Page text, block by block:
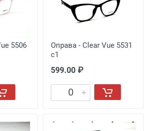
5506
Оправа - Clear Vue 5531
c1
599.00 ₽